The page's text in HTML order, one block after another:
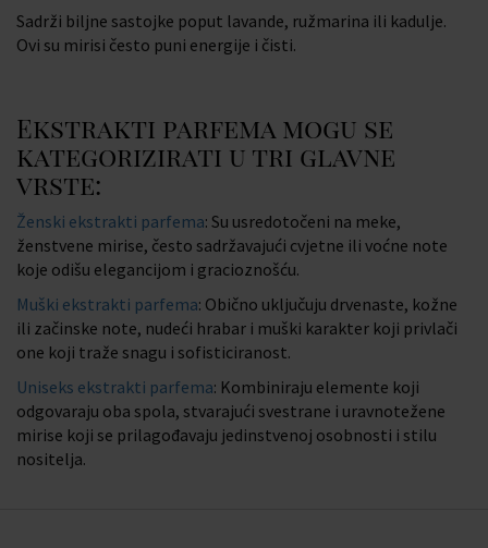
Sadrži biljne sastojke poput lavande, ružmarina ili kadulje.
Ovi su mirisi često puni energije i čisti.
Ekstrakti parfema mogu se
kategorizirati u tri glavne
vrste:
Ženski ekstrakti parfema: Su usredotočeni na meke,
ženstvene mirise, često sadržavajući cvjetne ili voćne note
koje odišu elegancijom i gracioznošću.
Muški ekstrakti parfema: Obično uključuju drvenaste, kožne
ili začinske note, nudeći hrabar i muški karakter koji privlači
one koji traže snagu i sofisticiranost.
Uniseks ekstrakti parfema: Kombiniraju elemente koji
odgovaraju oba spola, stvarajući svestrane i uravnotežene
mirise koji se prilagođavaju jedinstvenoj osobnosti i stilu
nositelja.